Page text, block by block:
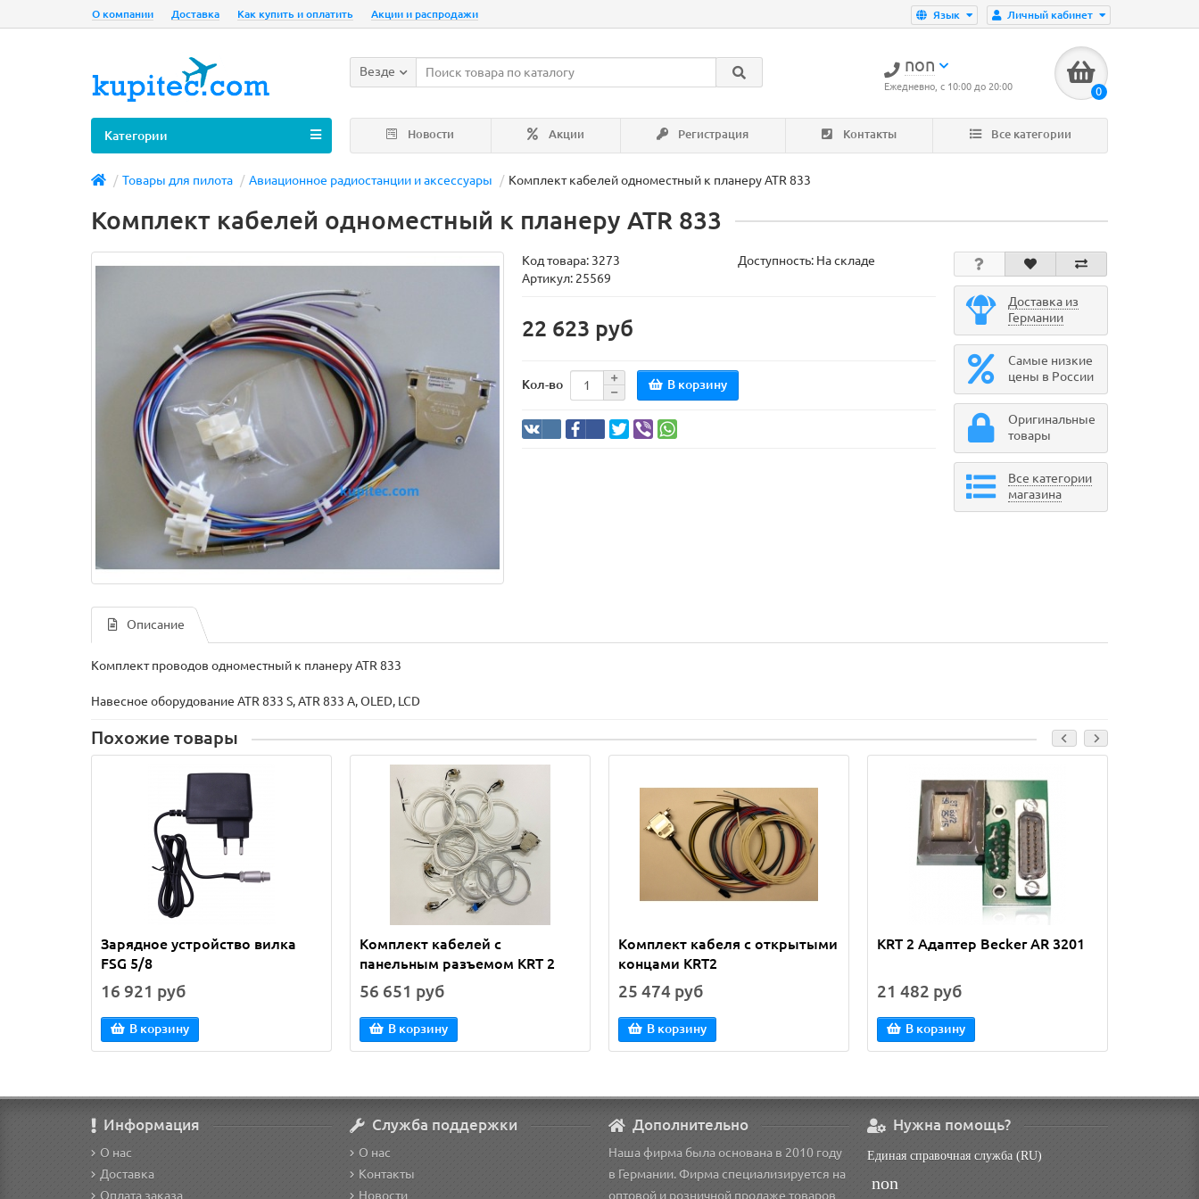
Личный кабинет
Язык
О компании Доставка Как купить и оплатить Акции и распродажи
non
Ежедневно, с 10:00 до 20:00 0
Везде
Новости Акции Регистрация Контакты Все категории
Категории
Товары для пилота Авиационное радиостанции и аксессуары Комплект кабелей одноместный к планеру ATR 833
Комплект кабелей одноместный к планеру ATR 833
Код товара: 3273
Доступность: На складе
Артикул: 25569
22 623 руб
Кол-во В корзину
Доставка из
Германии
Самые низкие
цены в России
Оригинальные
товары
Все категории
магазина
Описание
Комплект проводов одноместный к планеру ATR 833
Навесное оборудование ATR 833 S, ATR 833 A, OLED, LCD
Похожие товары
Зарядное устройство вилка
FSG 5/8
16 921 руб
В корзину
Комплект кабелей с
панельным разъемом KRT 2
56 651 руб
В корзину
Комплект кабеля с открытыми
концами KRT2
25 474 руб
В корзину
KRT 2 Адаптер Becker AR 3201
21 482 руб
В корзину
Информация
О нас
Доставка
Оплата заказа
Служба поддержки
О нас
Контакты
Новости
Дополнительно
Наша фирма была основана в 2010 году
в Германии. Фирма специализируется на
оптовой и розничной продаже товаров
Нужна помощь?
Единая справочная служба (RU)
non